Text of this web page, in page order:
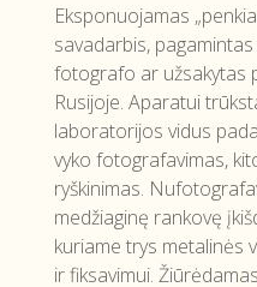
Eksponuojamas
savadarbis,
fotografo ar užsakytas
Rusijoje. Aparatui
laboratorijos vidus
vyko fotografavimas,
ryškinimas.
medžiaginę rankovę
kuriame trys metalinės
ir fiksavimui.